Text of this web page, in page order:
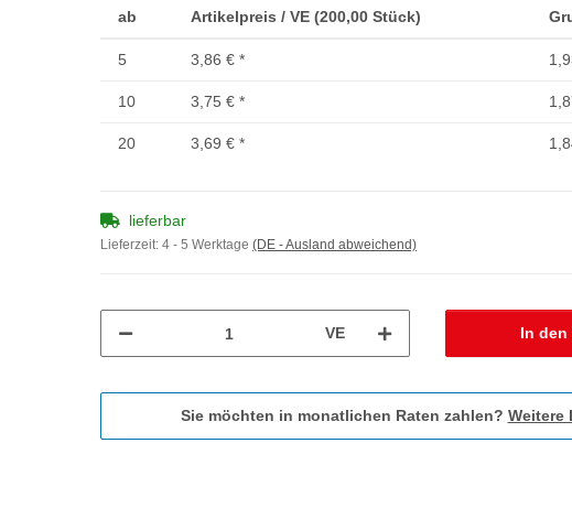
ab Artikelpreis / VE (200,00 Stück)
5 3,86 € *
10 3,75 € *
20 3,69 € *
lieferbar
Lieferzeit: 4 - 5 Werktage (DE - Ausland abweichend)
VE In den
Sie möchten in monatlichen Raten zahlen? Weitere